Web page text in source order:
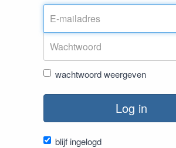
wachtwoord weergeven
Log in
blijf ingelogd